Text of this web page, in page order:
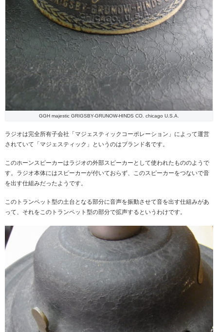
GGH majestic GRIGSBY-GRUNOW-HINDS CO. chicago U.S.A.
ラジオは完全所有子会社「マジェスティックコーポレーション」によって運営
されていて「マジェスティック」というのはブランド名です。
このホーンスピーカーはラジオの外部スピーカーとして使われたもののようで
す。ラジオ本体にはスピーカーが付いておらず、このスピーカーをつないで音
を出す仕組みだったようです。
このトランペット型の土台となる部分に音声を振動させて音を出す仕組みがあ
って、それをこのトランペット型の部分で拡声するというわけです。